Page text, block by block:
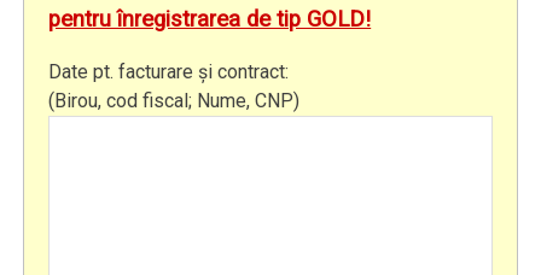
pentru înregistrarea de tip GOLD!
Date pt. facturare şi contract:
(Birou, cod fiscal; Nume, CNP)